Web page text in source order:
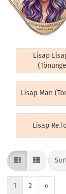
Lisap
Lisap Man
Lisap
1 2 »